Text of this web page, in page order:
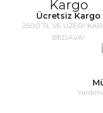
Ücretsiz Kargo
2500 TL VE ÜZERİ
BEDAVA!